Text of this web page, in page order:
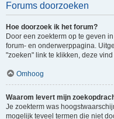
Forums doorzoeken
Hoe doorzoek ik het forum?
Door een zoekterm op te geven
forum- en onderwerppagina.
"zoeken" link te klikken, deze
Omhoog
Waarom levert mijn
Je zoekterm was
mogelijk teveel termen die niet